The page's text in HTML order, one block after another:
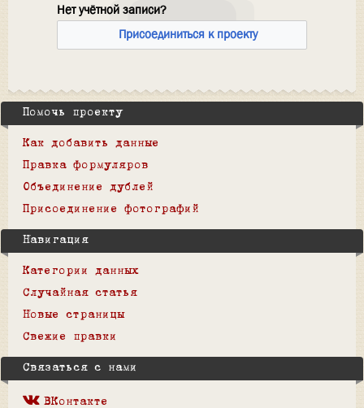
Нет учётной записи?
Присоединиться к проекту
Помочь проекту
Как добавить данные
Правка формуляров
Объединение дублей
Присоединение фотографий
Навигация
Категории данных
Случайная статья
Новые страницы
Свежие правки
Связаться с нами
ВКонтакте